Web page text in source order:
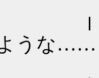
ﾞ,
うな……